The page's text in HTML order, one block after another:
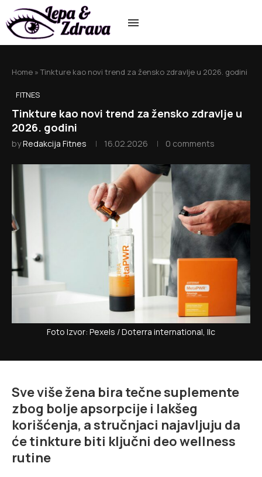
Home »Tinkture kao novi trend za žensko zdravlje u 2026. godini
FITNES
Tinkture kao novi trend za žensko zdravlje u
2026. godini
byRedakcija Fitnes 16.02.2026 0 comments
Foto Izvor: Pexels / Doterra international, llc
Sve više žena bira tečne suplemente
zbog bolje apsorpcije i lakšeg
korišćenja, a stručnjaci najavljuju da
će tinkture biti ključni deo wellness
rutine